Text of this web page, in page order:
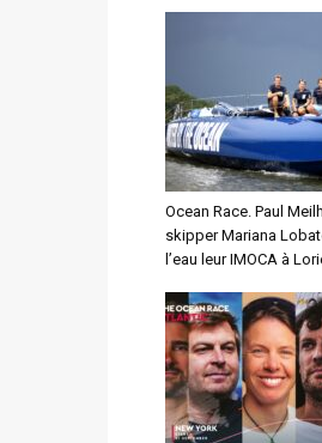
Ocean Race. Paul
skipper Mariana
l’eau leur IMOCA à